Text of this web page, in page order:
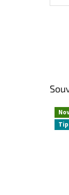
Tip